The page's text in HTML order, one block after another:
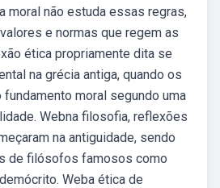
moral não estuda essas regras,
e normas que regem as
ética propriamente dita se
na grécia antiga, quando os
moral segundo uma
Webna filosofia, reflexões
na antiguidade, sendo
de filósofos famosos como
Weba ética de